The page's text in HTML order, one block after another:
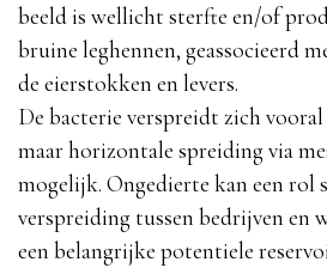
beeld is wellicht sterfte en/of
bruine leghennen, geassocieerd
de eierstokken en levers.
De bacterie verspreidt zich
maar horizontale spreiding via
mogelijk. Ongedierte kan een rol
verspreiding tussen bedrijven en
een belangrijke potentiele